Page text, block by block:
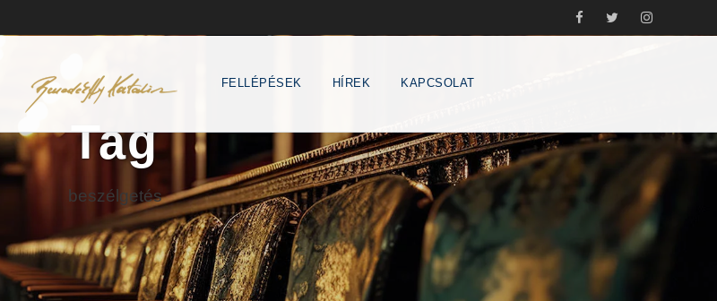
FELLÉPÉSEK HÍREK KAPCSOLAT
Tag
beszélgetés